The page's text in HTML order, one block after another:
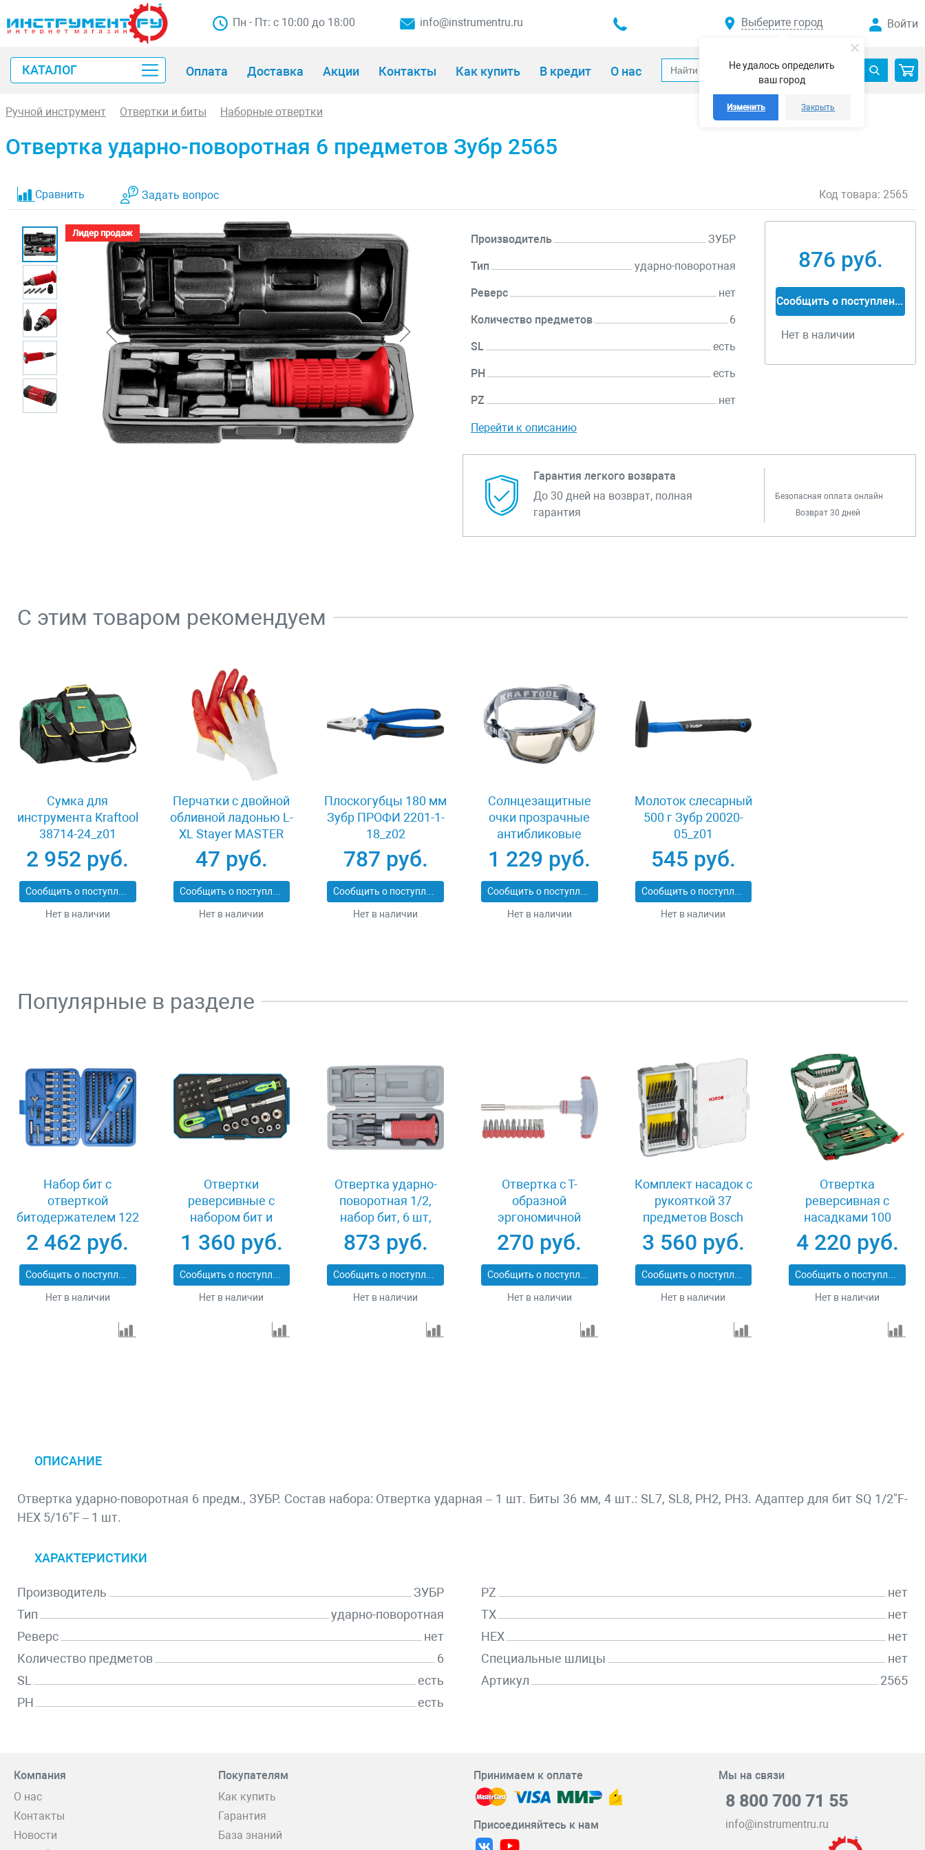
Не удалось определить
ваш город
Изменить Закрыть
Пн - Пт: с 10:00 до 18:00 info@instrumentru.ru Выберите город Войти
КАТАЛОГ Оплата Доставка Акции Контакты Как купить В кредит О нас
Ручной инструмент Отвертки и биты Наборные отвертки
Отвертка ударно-поворотная 6 предметов Зубр 2565
Сравнить Задать вопрос Код товара: 2565
Лидер продаж Производитель ЗУБР
Тип ударно-поворотная
Реверс нет
Количество предметов 6
SL есть
PH есть
PZ нет
Перейти к описанию
876 руб.
Сообщить о поступлении
Нет в наличии
Гарантия легкого возврата
До 30 дней на возврат, полная
гарантия
Безопасная оплата онлайн
Возврат 30 дней
С этим товаром рекомендуем
Сумка для
инструмента Kraftool
38714-24_z01
2 952 руб.
Сообщить о поступлении
Нет в наличии
Перчатки c двойной
обливной ладонью L-
XL Stayer MASTER
11409-XL
47 руб.
Сообщить о поступлении
Нет в наличии
Плоскогубцы 180 мм
Зубр ПРОФИ 2201-1-
18_z02
787 руб.
Сообщить о поступлении
Нет в наличии
Солнцезащитные
очки прозрачные
антибликовые
Kraftool 11009_z01
1 229 руб.
Сообщить о поступлении
Нет в наличии
Молоток слесарный
500 г Зубр 20020-
05_z01
545 руб.
Сообщить о поступлении
Нет в наличии
Популярные в разделе
Набор бит с
отверткой
битодержателем 122
предмета Зубр
ПРОФИ 26096-H122
2 462 руб.
Сообщить о поступлении
Нет в наличии
Отвертки
реверсивные с
набором бит и
торцевыми
головками, 41 шт,
CrV Сибртех 13338
1 360 руб.
Сообщить о поступлении
Нет в наличии
Отвертка ударно-
поворотная 1/2,
набор бит, 6 шт,
обрезиненная ручка,
пластиковый бокс
Matrix 11579
873 руб.
Сообщить о поступлении
Нет в наличии
Отвертка с Т-
образной
эргономичной
ручкой и набором
бит, 11 шт, CrV Matrix
11567
270 руб.
Сообщить о поступлении
Нет в наличии
Комплект насадок с
рукояткой 37
предметов Bosch
SDB Set 2607017320
3 560 руб.
Сообщить о поступлении
Нет в наличии
Отвертка
реверсивная с
насадками 100
предметов Bosch X-
Line 2607019330
4 220 руб.
Сообщить о поступлении
Нет в наличии
ОПИСАНИЕ
Отвертка ударно-поворотная 6 предм., ЗУБР. Состав набора: Отвертка ударная – 1 шт. Биты 36 мм, 4 шт.: SL7, SL8, PH2, PH3. Адаптер для бит SQ 1/2"F-
HEX 5/16"F – 1 шт.
ХАРАКТЕРИСТИКИ
Производитель
ЗУБР
Тип
ударно-поворотная
Реверс
нет
Количество предметов
6
SL
есть
PH
есть
PZ
нет
TX
нет
HEX
нет
Специальные шлицы
нет
Артикул
2565
Компания
О нас
Контакты
Новости
Покупателям
Как купить
Гарантия
База знаний
Принимаем к оплате
Присоединяйтесь к нам
Мы на связи
8 800 700 71 55
info@instrumentru.ru